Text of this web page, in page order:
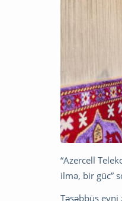
“Azercell
ilmə, bir güc”
Təşəbbüs eyni